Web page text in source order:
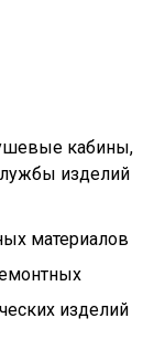
кабины,
изделий
материалов
изделий